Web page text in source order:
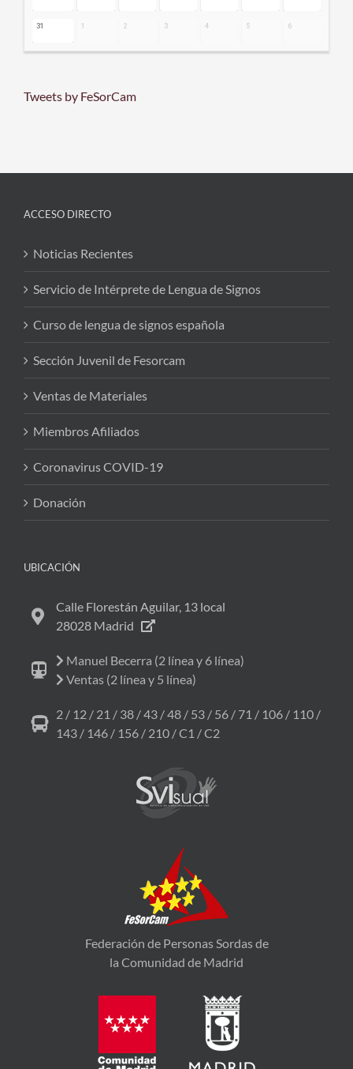
31 1 2 3 4 5 6
Tweets by FeSorCam
ACCESO DIRECTO
Noticias Recientes
Servicio de Intérprete de Lengua de Signos
Curso de lengua de signos española
Sección Juvenil de Fesorcam
Ventas de Materiales
Miembros Afiliados
Coronavirus COVID-19
Donación
UBICACIÓN
Calle Florestán Aguilar, 13 local
28028 Madrid
Manuel Becerra (2 línea y 6 línea)
Ventas (2 línea y 5 línea)
2 / 12 / 21 / 38 / 43 / 48 / 53 / 56 / 71 / 106 / 110 /
143 / 146 / 156 / 210 / C1 / C2
Federación de Personas Sordas de
la Comunidad de Madrid